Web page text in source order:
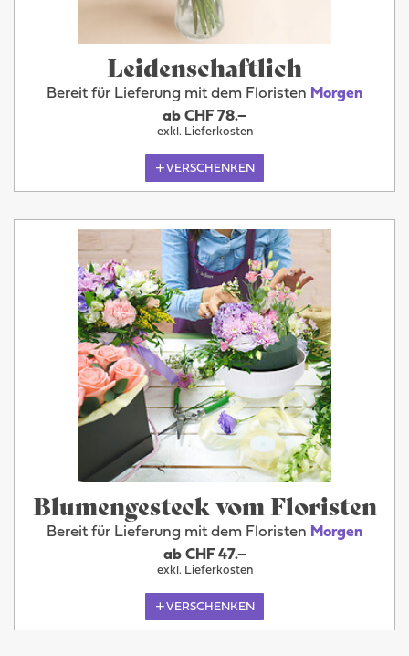
Leidenschaftlich
Bereit für Lieferung mit dem Floristen Morgen
ab CHF 78.–
exkl. Lieferkosten
VERSCHENKEN
Blumengesteck vom Floristen
Bereit für Lieferung mit dem Floristen Morgen
ab CHF 47.–
exkl. Lieferkosten
VERSCHENKEN